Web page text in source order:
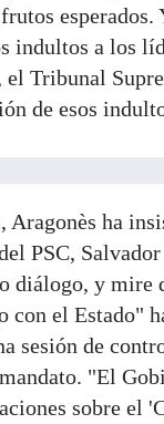
esperados.
indultos a los
el Tribunal
de esos
Aragonès ha
PSC,
diálogo, y mire
con el Estado"
sesión de
"El
sobre el